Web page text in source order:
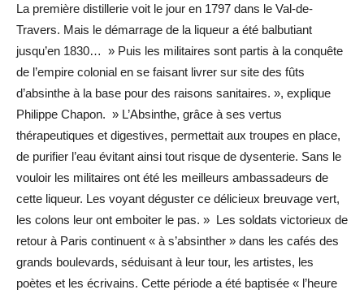
La première distillerie voit le jour en 1797 dans le Val-de-
Travers. Mais le démarrage de la liqueur a été balbutiant
jusqu’en 1830… » Puis les militaires sont partis à la conquête
de l’empire colonial en se faisant livrer sur site des fûts
d’absinthe à la base pour des raisons sanitaires. », explique
Philippe Chapon. » L’Absinthe, grâce à ses vertus
thérapeutiques et digestives, permettait aux troupes en place,
de purifier l’eau évitant ainsi tout risque de dysenterie. Sans le
vouloir les militaires ont été les meilleurs ambassadeurs de
cette liqueur. Les voyant déguster ce délicieux breuvage vert,
les colons leur ont emboiter le pas. » Les soldats victorieux de
retour à Paris continuent « à s’absinther » dans les cafés des
grands boulevards, séduisant à leur tour, les artistes, les
poètes et les écrivains. Cette période a été baptisée « l’heure